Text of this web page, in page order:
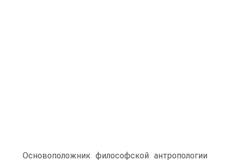
Основоположник философской антропологии